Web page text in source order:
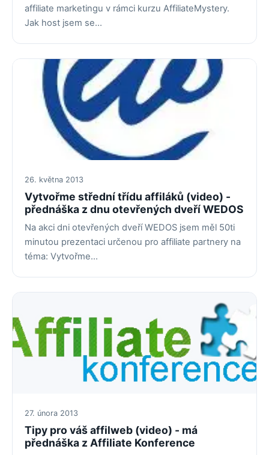
affiliate marketingu v rámci kurzu AffiliateMystery.
Jak host jsem se…
26. května 2013
Vytvořme střední třídu affiláků (video) -
přednáška z dnu otevřených dveří WEDOS
Na akci dni otevřených dveří WEDOS jsem měl 50ti
minutou prezentaci určenou pro affiliate partnery na
téma: Vytvořme…
27. února 2013
Tipy pro váš affilweb (video) - má
přednáška z Affiliate Konference